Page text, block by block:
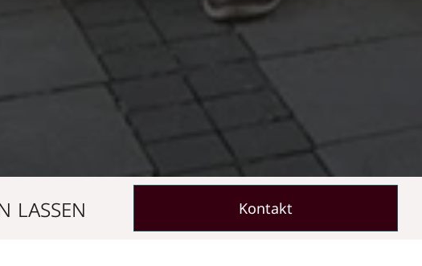
lassen Kontakt